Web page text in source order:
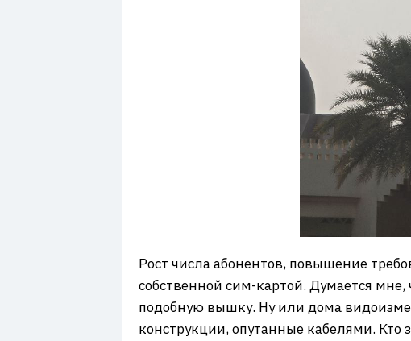
Рост числа абонентов, повышение
собственной сим-картой. Думается
подобную вышку. Ну или дома
конструкции, опутанные кабелями.